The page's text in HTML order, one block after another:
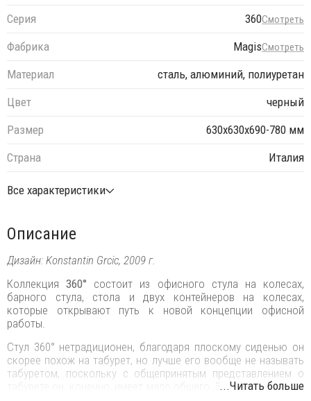
Серия 360Смотреть
Фабрика MagisСмотреть
Материал
сталь, алюминий, полиуретан
Цвет
черный
Размер
630х630х690-780 мм
Страна
Италия
Все характеристики
Описание
Дизайн: Konstantin Grcic, 2009 г.
Коллекция360° состоит из офисного стула на колесах,
барного стула, стола и двух контейнеров на колесах,
которые открывают путь к новой концепции офисной
работы.
Стул 360° нетрадиционен, благодаря плоскому сиденью он
скорее похож на табурет, но лучше его вообще не называть
табуретом, поскольку с общепринятым представлением о
табурете он, конечно, имеет мало общего. 360° - это, по сути,
...Читать больше